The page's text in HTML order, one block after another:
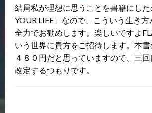
結局私が理想に思うことを書籍にした
YOUR LIFE」なので、こういう生き
全力でお勧めします。楽しいですよ
いう世界に貴方をご招待します。本書
４８０円だと思っていますので、三
改定するつもりです。